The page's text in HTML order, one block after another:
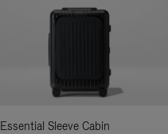
Essential Sleeve Cabin